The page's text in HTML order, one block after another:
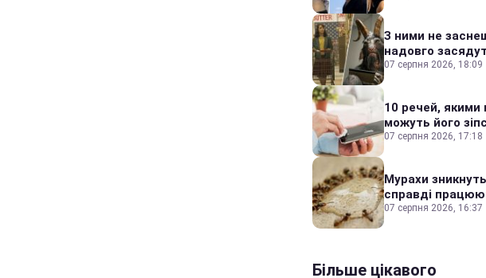
З ними не
надовго
07 серпня 2026, 18:09
10 речей,
можуть його
07 серпня 2026, 17:18
Мурахи зникнуть
справді
07 серпня 2026, 16:37
Більше цікавого